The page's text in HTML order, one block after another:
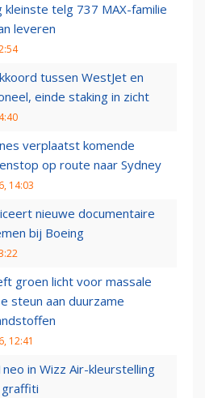
kleinste telg 737 MAX-familie
leveren
tussen WestJet en
einde staking in zicht
verplaatst komende
op route naar Sydney
14:03
nieuwe documentaire
bij Boeing
groen licht voor massale
steun aan duurzame
12:41
in Wizz Air-kleurstelling